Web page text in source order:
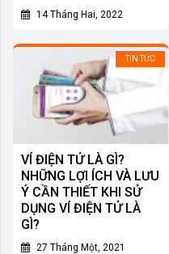
14 Tháng Hai, 2022
TIN TỨC
VÍ ĐIỆN TỬ LÀ GÌ?
NHỮNG LỢI ÍCH VÀ LƯU
Ý CẦN THIẾT KHI SỬ
DỤNG VÍ ĐIỆN TỬ LÀ
GÌ?
27 Tháng Một, 2021